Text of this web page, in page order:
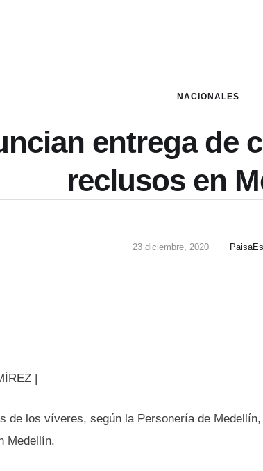
NACIONALES
entrega de
reclusos en
23 diciembre, 2020
|
de los víveres, según la Personería de
Medellín.